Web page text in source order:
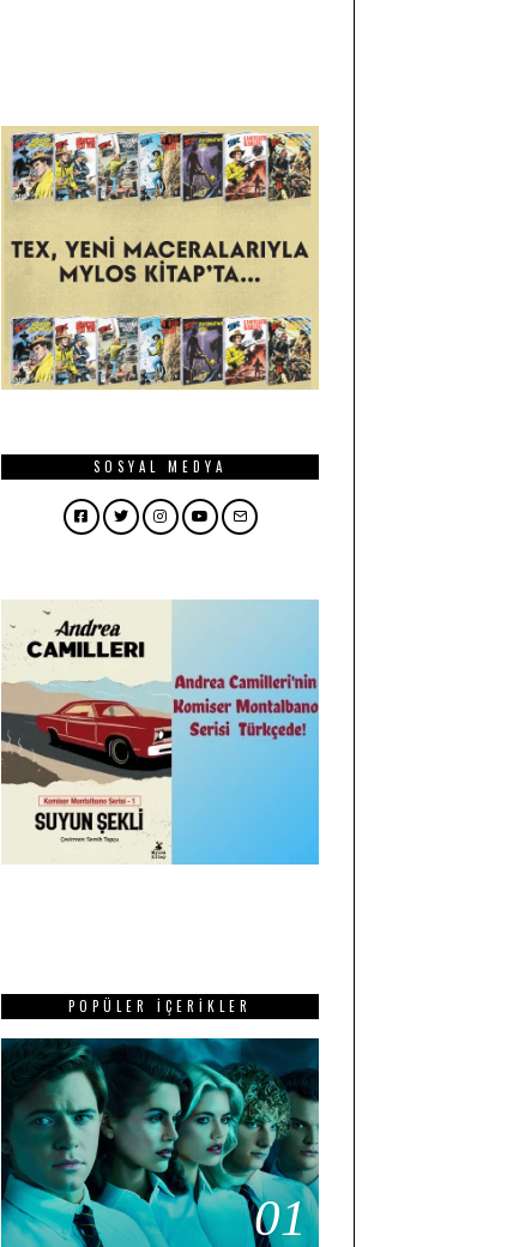
SOSYAL MEDYA
Facebook
TwitterInstagram
YouTube
Email
POPÜLER İÇERIKLER
01